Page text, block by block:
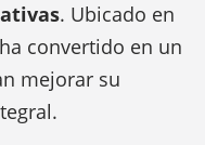
. Ubicado en
convertido en un
mejorar su